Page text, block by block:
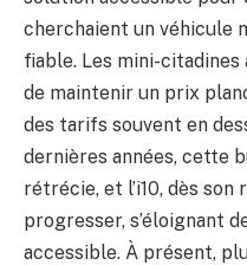
cherchaient un véhicule
fiable. Les mini-citadines
de maintenir un prix
des tarifs souvent en
dernières années, cette
rétrécie, et l’i10, dès
progresser, s’éloignant
accessible. À présent,